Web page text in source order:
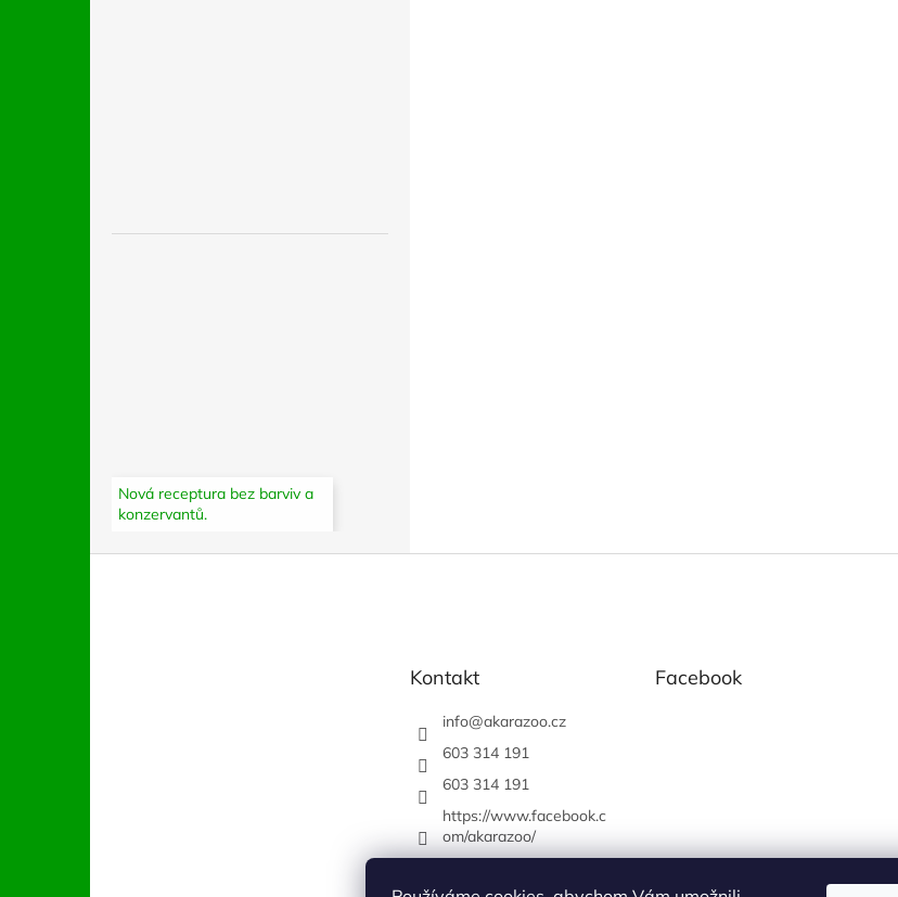
Nová receptura bez barviv a
konzervantů.
Kontakt
info@akarazoo.cz
603 314 191
603 314 191
https://www.facebook.c
om/akarazoo/
Facebook